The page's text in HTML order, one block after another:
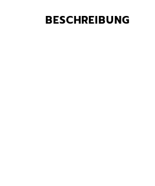
BESCHREIBUNG